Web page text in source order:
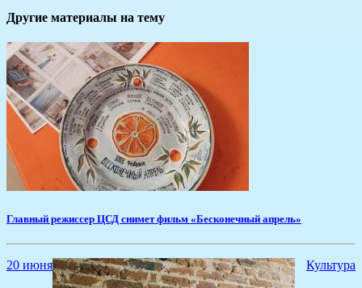
Другие материалы на тему
Главный режиссер ЦСД снимет фильм «Бесконечный апрель»
20 июня Культура